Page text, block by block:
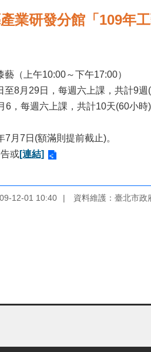
業研發分館「109年
（上午10:00～下午17:00）
8月29日，每週六上課，共計9週
，每週六上課，共計10天(60小時)
月7日(額滿則提前截止)。
或[連結]
12-01 10:40 資料維護：臺北市政